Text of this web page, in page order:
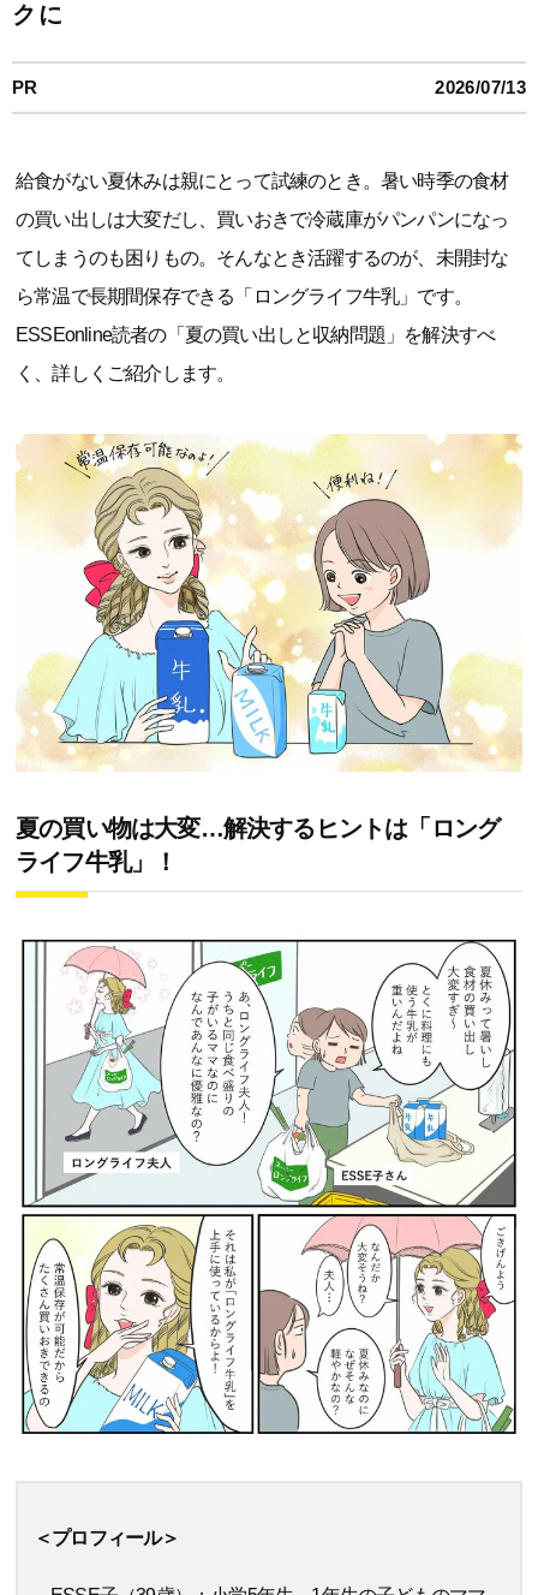
クに
PR 2026/07/13
給食がない夏休みは親にとって試練のとき。暑い時季の食材
の買い出しは大変だし、買いおきで冷蔵庫がパンパンになっ
てしまうのも困りもの。そんなとき活躍するのが、未開封な
ら常温で長期間保存できる「ロングライフ牛乳」です。
ESSEonline読者の「夏の買い出しと収納問題」を解決すべ
く、詳しくご紹介します。
夏の買い物は大変…解決するヒントは「ロング
ライフ牛乳」！
＜プロフィール＞